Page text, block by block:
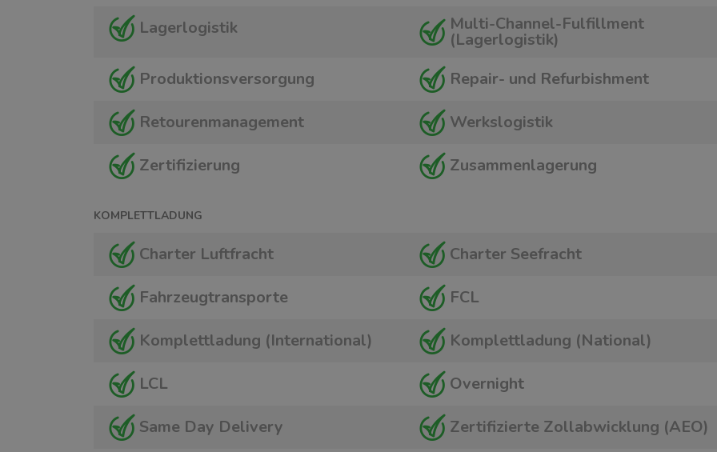
Lagerlogistik
Multi-Channel-Fulfillment
(Lagerlogistik)
Produktionsversorgung
Repair- und Refurbishment
Retourenmanagement
Werkslogistik
Zertifizierung
Zusammenlagerung
KOMPLETTLADUNG
Charter Luftfracht
Charter Seefracht
Fahrzeugtransporte
FCL
Komplettladung (International)
Komplettladung (National)
LCL
Overnight
Same Day Delivery
Zertifizierte Zollabwicklung (AEO)